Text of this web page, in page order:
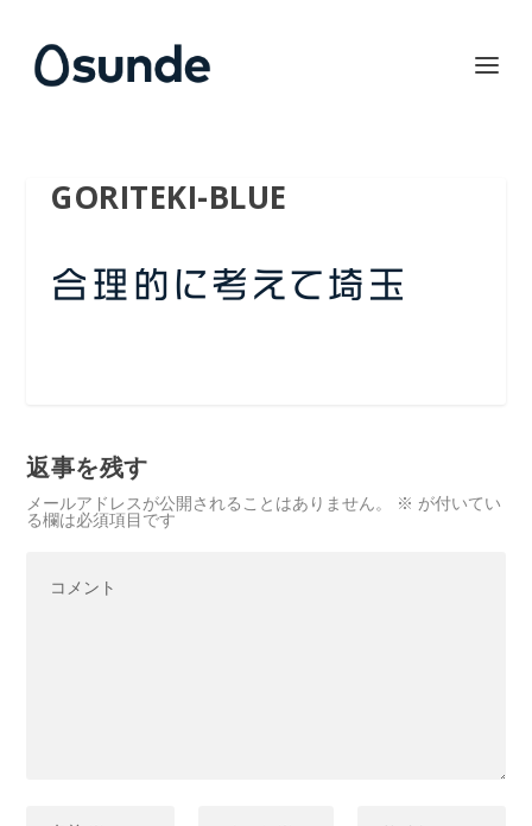
GORITEKI-BLUE
返事を残す
メールアドレスが公開されることはありません。 ※ が付いてい
る欄は必須項目です